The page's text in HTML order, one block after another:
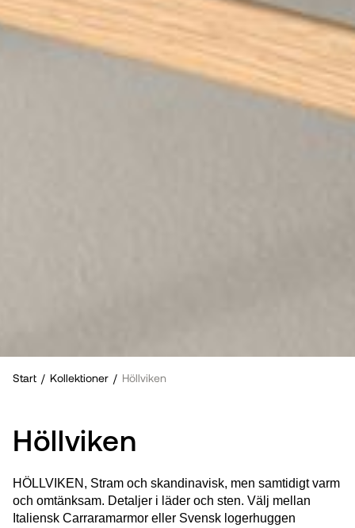
Start / Kollektioner / Höllviken
Höllviken
HÖLLVIKEN, Stram och skandinavisk, men samtidigt varm
och omtänksam. Detaljer i läder och sten. Välj mellan
Italiensk Carraramarmor eller Svensk logerhuggen